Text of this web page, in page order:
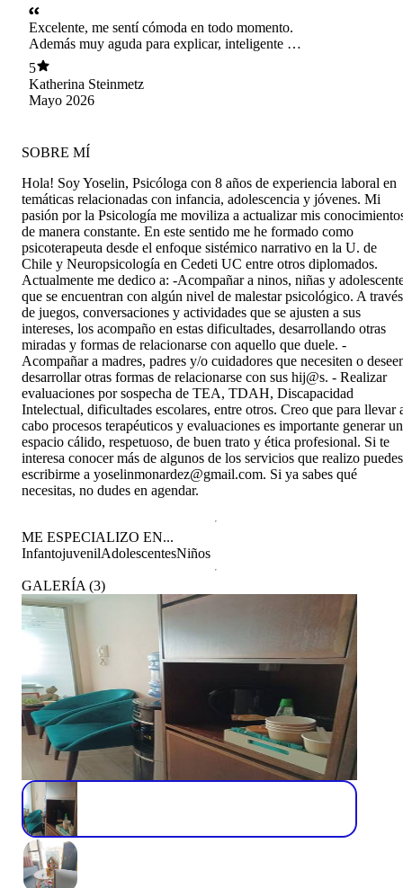
Excelente, me sentí cómoda en todo momento.
Además muy aguda para explicar, inteligente y
profesional.
5
Katherina Steinmetz
Mayo 2026
SOBRE MÍ
Hola! Soy Yoselin, Psicóloga con 8 años de experiencia laboral en
temáticas relacionadas con infancia, adolescencia y jóvenes. Mi
pasión por la Psicología me moviliza a actualizar mis
de manera constante. En este sentido me he formado como
psicoterapeuta desde el enfoque sistémico narrativo en la U. de
Chile y Neuropsicología en Cedeti UC entre otros diplomados.
Actualmente me dedico a: -Acompañar a ninos, niñas y
que se encuentran con algún nivel de malestar psicológico. A través
de juegos, conversaciones y actividades que se ajusten a sus
intereses, los acompaño en estas dificultades, desarrollando otras
miradas y formas de relacionarse con aquello que duele. -
Acompañar a madres, padres y/o cuidadores que necesiten o
desarrollar otras formas de relacionarse con sus hij@s. - Realizar
evaluaciones por sospecha de TEA, TDAH, Discapacidad
Intelectual, dificultades escolares, entre otros. Creo que para llevar
cabo procesos terapéuticos y evaluaciones es importante generar un
espacio cálido, respetuoso, de buen trato y ética profesional. Si te
interesa conocer más de algunos de los servicios que realizo puedes
escribirme a yoselinmonardez@gmail.com. Si ya sabes qué
necesitas, no dudes en agendar.
ME ESPECIALIZO EN...
InfantojuvenilAdolescentesNiños
GALERÍA (3)